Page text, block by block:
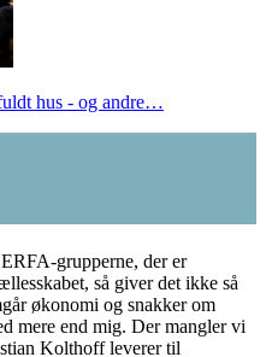
hus - og andre…
grupperne, der er
så giver det ikke så
økonomi og snakker om
mere end mig. Der mangler vi
Kolthoff leverer til